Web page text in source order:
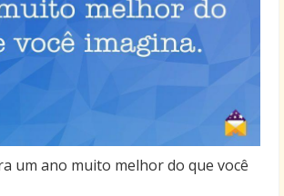
um ano muito melhor do que você